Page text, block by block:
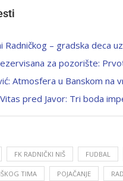
Radničkog – gradska deca
za pozorište:
Atmosfera u Banskom na
pred Javor: Tri boda
FK RADNIČKI NIŠ FUDBAL
TIMA POJAČANJE